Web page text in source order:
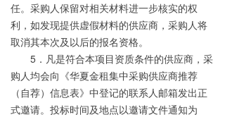
任。采购人保留对相关材料进一步核实的权
利，如发现提供虚假材料的供应商，采购人将
取消其本次及以后的报名资格。
5．凡是符合本项目资质条件的供应商，采
购人均会向《华夏金租集中采购供应商推荐
（自荐）信息表》中登记的联系人邮箱发出正
式邀请。投标时间及地点以邀请文件通知为